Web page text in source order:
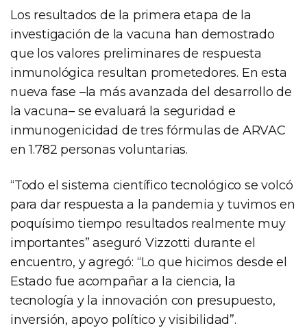
Los resultados de la primera etapa de la
investigación de la vacuna han demostrado
que los valores preliminares de respuesta
inmunológica resultan prometedores. En esta
nueva fase –la más avanzada del desarrollo de
la vacuna– se evaluará la seguridad e
inmunogenicidad de tres fórmulas de ARVAC
en 1.782 personas voluntarias.
“Todo el sistema científico tecnológico se volcó
para dar respuesta a la pandemia y tuvimos en
poquísimo tiempo resultados realmente muy
importantes” aseguró Vizzotti durante el
encuentro, y agregó: “Lo que hicimos desde el
Estado fue acompañar a la ciencia, la
tecnología y la innovación con presupuesto,
inversión, apoyo político y visibilidad”.